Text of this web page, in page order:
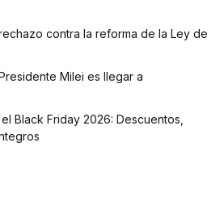
contra la reforma de la Ley de
Milei es llegar a
Black Friday 2026: Descuentos,